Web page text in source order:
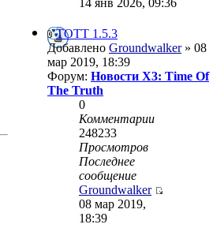
14 янв 2026, 09:36
ТОТТ 1.5.3
Добавлено Groundwalker» 08
мар 2019, 18:39
Форум: Новости X3: Time Of
The Truth
0
Комментарии
248233
Просмотров
Последнее
сообщение
Groundwalker
08 мар 2019,
18:39